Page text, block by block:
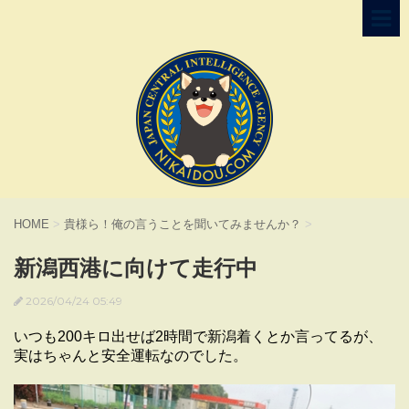
HOME > 貴様ら！俺の言うことを聞いてみませんか？ >
新潟西港に向けて走行中
2026/04/24 05:49
いつも200キロ出せば2時間で新潟着くとか言ってるが、
実はちゃんと安全運転なのでした。